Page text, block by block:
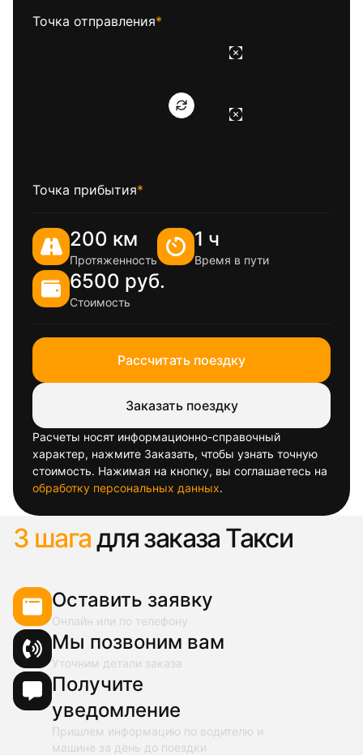
Точка отправления*
Точка прибытия*
200 км
Протяженность
1 ч
Время в пути
6500 руб.
Стоимость
Рассчитать поездку
Заказать поездку
Расчеты носят информационно-справочный
характер, нажмите Заказать, чтобы узнать точную
стоимость. Нажимая на кнопку, вы соглашаетесь на
обработку персональных данных.
3 шагадля заказа Такси
Оставить заявку
Онлайн или по телефону
Мы позвоним вам
Уточним детали заказа
Получите
уведомление
Пришлем информацию по водителю и
машине за день до поездки